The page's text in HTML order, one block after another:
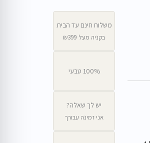
משלוח חינם עד הבית
בקניה מעל ₪399
100% טבעי
יש לך שאלה?
אני זמינה עבורך